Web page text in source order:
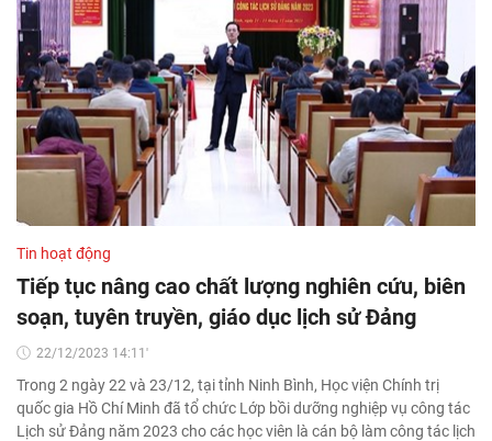
Tin hoạt động
Tiếp tục nâng cao chất lượng nghiên cứu, biên
soạn, tuyên truyền, giáo dục lịch sử Đảng
22/12/2023 14:11'
Trong 2 ngày 22 và 23/12, tại tỉnh Ninh Bình, Học viện Chính trị
quốc gia Hồ Chí Minh đã tổ chức Lớp bồi dưỡng nghiệp vụ công tác
Lịch sử Đảng năm 2023 cho các học viên là cán bộ làm công tác lịch